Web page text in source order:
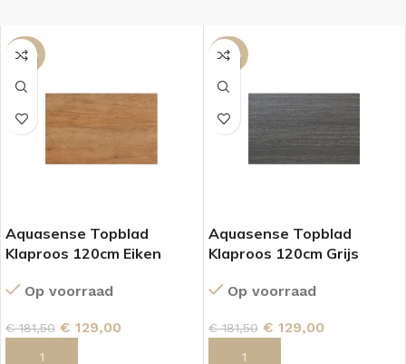
-29%
Aquasense Topblad
Klaproos 120cm Eiken
Op voorraad
€181,50 € 129,00
-29%
Aquasense Topblad
Klaproos 120cm Grijs
Op voorraad
€181,50 € 129,00